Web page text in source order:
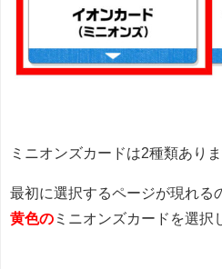
ミニオンズカードは2種類ありま
最初に選択するページが現れる
黄色の ミニオンズカードを選択